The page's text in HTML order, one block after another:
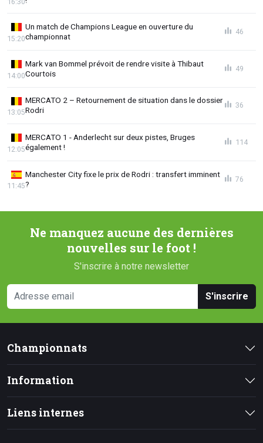
Un match de Champions League en ouverture du
championnat
15:20
46
Mark van Bommel prévoit de rendre visite à Thibaut
Courtois
14:00
49
MERCATO 2 – Retournement de situation dans le dossier
Rodri
13:05
36
MERCATO 1 - Anderlecht sur deux pistes, Bruges
également !
12:05
114
Manchester City fixe le prix de Rodri : transfert imminent
?
11:45
76
Ne manquez aucune des dernières
nouvelles sur le foot !
S'inscrire à notre newsletter
S'inscrire
Championnats
Information
Liens internes